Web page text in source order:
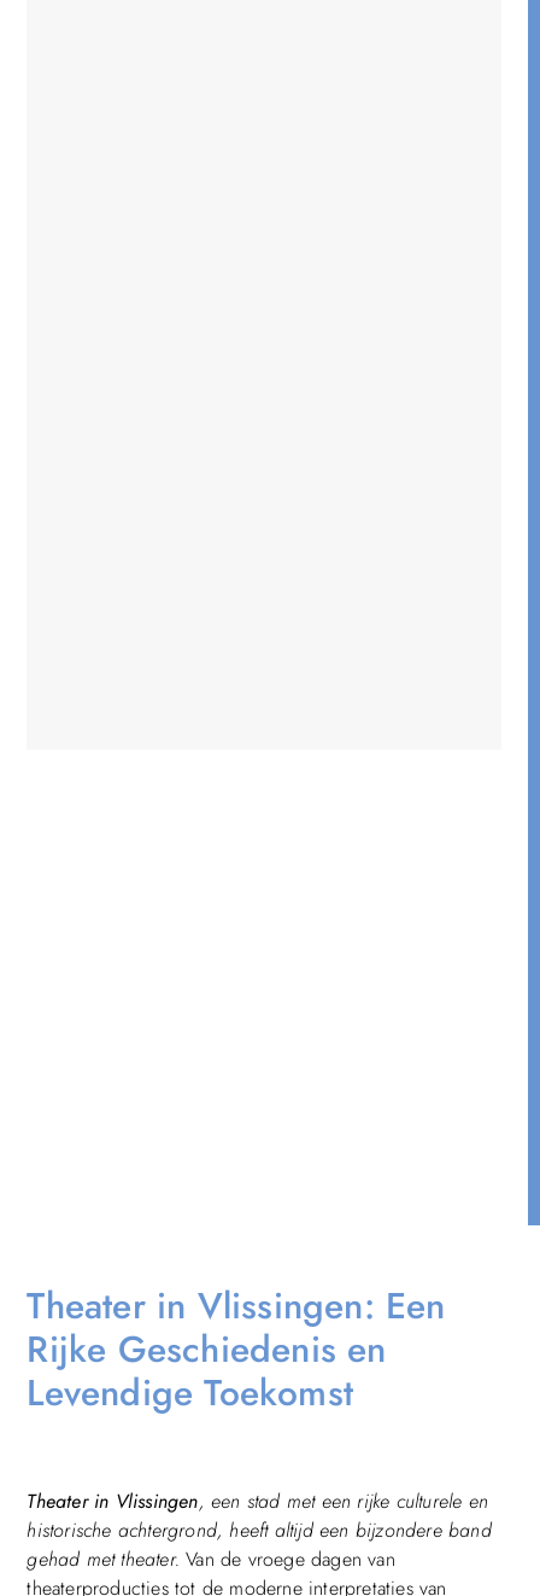
Theater in Vlissingen: Een
Rijke Geschiedenis en
Levendige Toekomst
Theater in Vlissingen, een stad met een rijke culturele en
historische achtergrond, heeft altijd een bijzondere band
gehad met theater.Van de vroege dagen van
theaterproducties tot de moderne interpretaties van